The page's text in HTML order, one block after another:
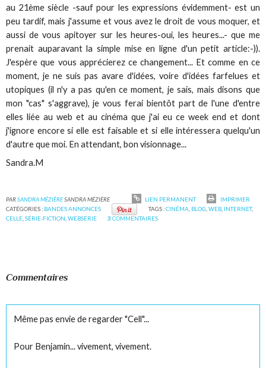
au 21ème siècle -sauf pour les expressions évidemment- est un
peu tardif, mais j'assume et vous avez le droit de vous moquer, et
aussi de vous apitoyer sur les heures-oui, les heures...- que me
prenait auparavant la simple mise en ligne d'un petit article:-)).
J'espère que vous apprécierez ce changement... Et comme en ce
moment, je ne suis pas avare d'idées, voire d'idées farfelues et
utopiques (il n'y a pas qu'en ce moment, je sais, mais disons que
mon "cas" s'aggrave), je vous ferai bientôt part de l'une d'entre
elles liée au web et au cinéma que j'ai eu ce week end et dont
j'ignore encore si elle est faisable et si elle intéressera quelqu'un
d'autre que moi. En attendant, bon visionnage...
Sandra.M
PARSANDRA MÉZIÈRESANDRA MÉZIÈRE LIEN PERMANENT
IMPRIMER
CATÉGORIES : BANDES ANNONCES TAGS :CINÉMA BLOG WEB, INTERNET,
CELLE ,SÉRIE-FICTION ,WEBSÉRIE 3 COMMENTAIRES
Commentaires
Même pas envie de regarder "Cell"...
Pour Benjamin... vivement, vivement.